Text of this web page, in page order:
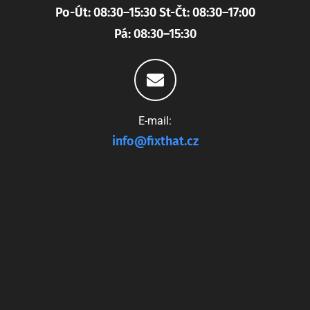
Po-Út: 08:30–15:30 St-Čt: 08:30–17:00
Pá: 08:30–15:30
E-mail:
info@fixthat.cz